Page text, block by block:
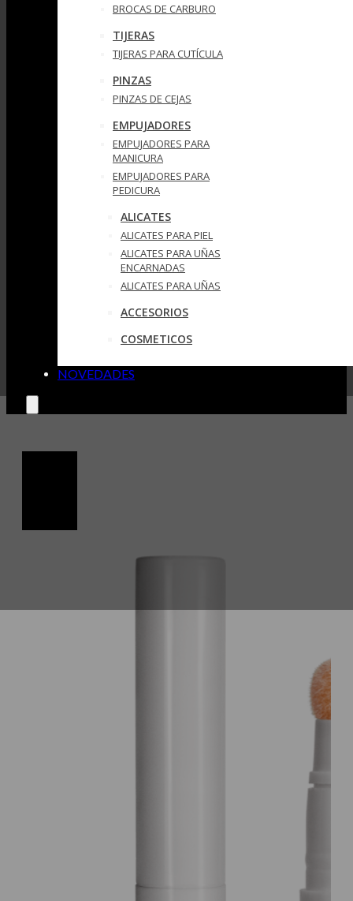
BROCAS DE CARBURO
TIJERAS
TIJERAS PARA CUTÍCULA
PINZAS
PINZAS DE CEJAS
EMPUJADORES
EMPUJADORES PARA
MANICURA
EMPUJADORES PARA
PEDICURA
ALICATES
ALICATES PARA PIEL
ALICATES PARA UÑAS
ENCARNADAS
ALICATES PARA UÑAS
ACCESORIOS
COSMETICOS
NOVEDADES